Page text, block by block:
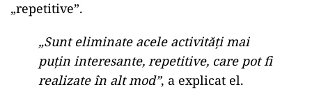
„repetitive”.
„Sunt eliminate acele activități mai
puțin interesante, repetitive, care pot fi
realizate în alt mod”, a explicat el.